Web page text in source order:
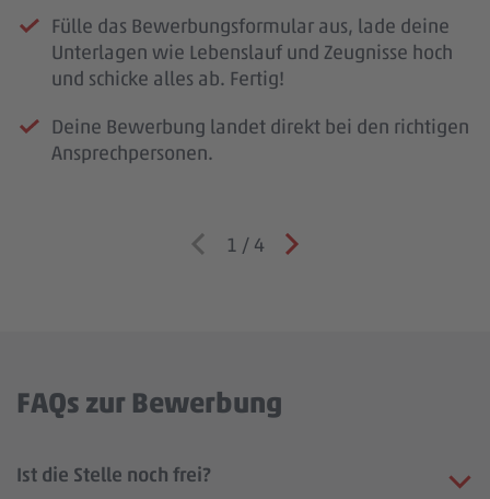
Fülle das Bewerbungsformular aus, lade deine
Unterlagen wie Lebenslauf und Zeugnisse hoch
und schicke alles ab. Fertig!
Deine Bewerbung landet direkt bei den richtigen
Ansprechpersonen.
1 / 4
FAQs zur Bewerbung
Ist die Stelle noch frei?